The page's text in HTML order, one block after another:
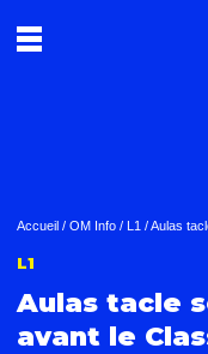
Accueil / OM Info / L1 /Aulas
L1
Aulas tacle
avant le